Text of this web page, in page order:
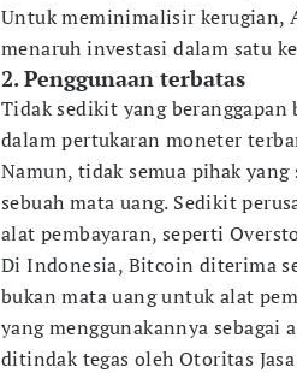
Untuk meminimalisir kerugian,
menaruh investasi dalam satu
2. Penggunaan terbatas
Tidak sedikit yang
dalam pertukaran moneter
Namun, tidak semua pihak
sebuah mata uang. Sedikit
alat pembayaran, seperti
Di Indonesia, Bitcoin diterima
bukan mata uang untuk alat
yang menggunakannya sebagai
ditindak tegas oleh Otoritas